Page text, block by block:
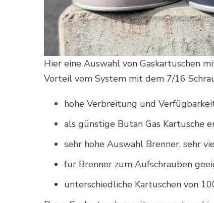
Hier eine Auswahl von Gaskartuschen
Vorteil vom System mit dem 7/16
hohe Verbreitung und
als günstige Butan Gas Kartusche
sehr hohe Auswahl Brenner, sehr
für Brenner zum Aufschrauben
unterschiedliche Kartuschen von